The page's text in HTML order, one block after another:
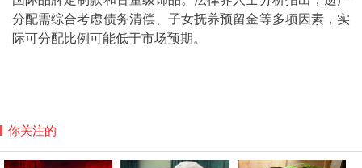
分配需综合考虑债务清偿、子女抚养预留金等多项因素，实
际可分配比例可能低于市场预期。
你关注的